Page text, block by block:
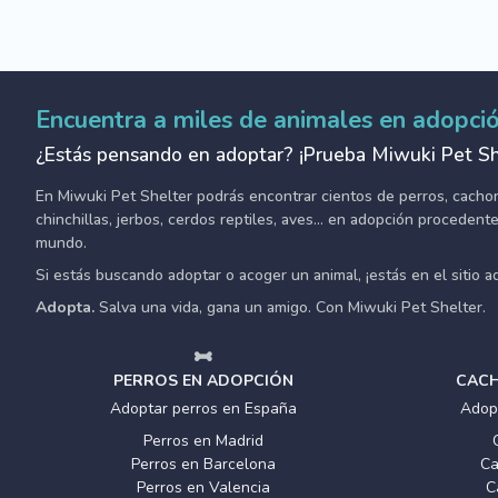
Encuentra a miles de animales en
¿Estás pensando en adoptar? ¡Prueba Miwuki Pet
En Miwuki Pet Shelter podrás encontrar cientos de perros,
chinchillas, jerbos, cerdos reptiles, aves... en adopción
mundo.
Si estás buscando adoptar o acoger un animal, ¡estás en el sitio
Adopta. Salva una vida, gana un amigo. Con Miwuki Pet Shelter.
PERROS EN ADOPCIÓN
Adoptar perros en España
Perros en Madrid
Perros en Barcelona
Perros en Valencia